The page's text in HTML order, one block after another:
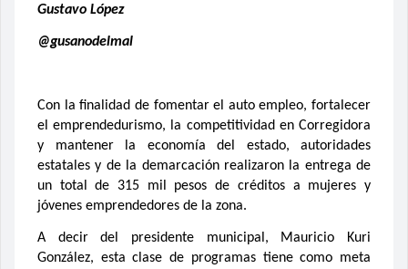
Gustavo López
@gusanodelmal
Con la finalidad de fomentar el auto empleo, fortalecer
el emprendedurismo, la competitividad en Corregidora
y mantener la economía del estado, autoridades
estatales y de la demarcación realizaron la entrega de
un total de 315 mil pesos de créditos a mujeres y
jóvenes emprendedores de la zona.
A decir del presidente municipal, Mauricio Kuri
González, esta clase de programas tiene como meta